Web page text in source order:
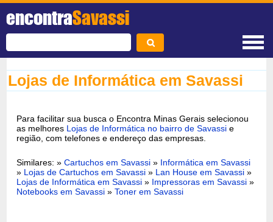
encontraSavassi
Lojas de Informática em Savassi
Para facilitar sua busca o Encontra Minas Gerais selecionou
as melhores Lojas de Informática no bairro de Savassie
região, com telefones e endereço das empresas.
Similares: »Cartuchos em Savassi » Informática em Savassi
» Lojas de Cartuchos em Savassi » Lan House em Savassi »
Lojas de Informática em Savassi » Impressoras em Savassi »
Notebooks em Savassi »Toner em Savassi